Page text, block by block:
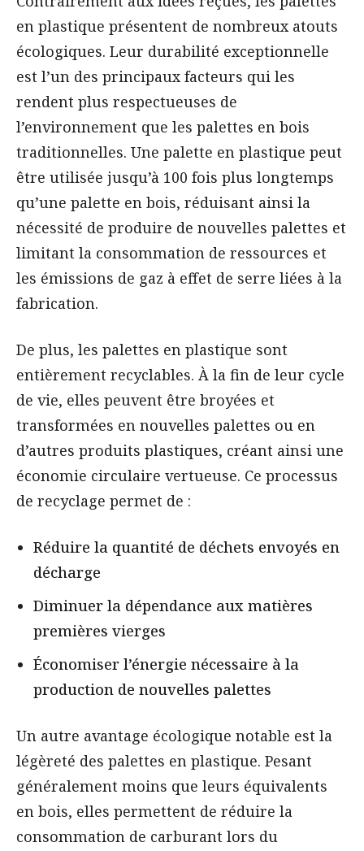
en plastique présentent de nombreux atouts
écologiques. Leur durabilité exceptionnelle
est l’un des principaux facteurs qui les
rendent plus respectueuses de
l’environnement que les palettes en bois
traditionnelles. Une palette en plastique peut
être utilisée jusqu’à 100 fois plus longtemps
qu’une palette en bois, réduisant ainsi la
nécessité de produire de nouvelles palettes et
limitant la consommation de ressources et
les émissions de gaz à effet de serre liées à la
fabrication.
De plus, les palettes en plastique sont
entièrement recyclables. À la fin de leur cycle
de vie, elles peuvent être broyées et
transformées en nouvelles palettes ou en
d’autres produits plastiques, créant ainsi une
économie circulaire vertueuse. Ce processus
de recyclage permet de :
Réduire la quantité de déchets envoyés en
décharge
Diminuer la dépendance aux matières
premières vierges
Économiser l’énergie nécessaire à la
production de nouvelles palettes
Un autre avantage écologique notable est la
légèreté des palettes en plastique. Pesant
généralement moins que leurs équivalents
en bois, elles permettent de réduire la
consommation de carburant lors du